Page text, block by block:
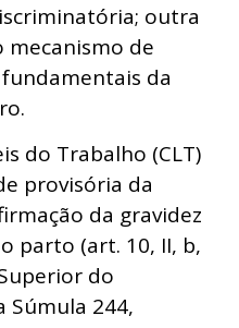
outra
mecanismo de
da
do Trabalho (CLT)
provisória da
da gravidez
parto (art. 10, II, b,
do
Súmula 244,